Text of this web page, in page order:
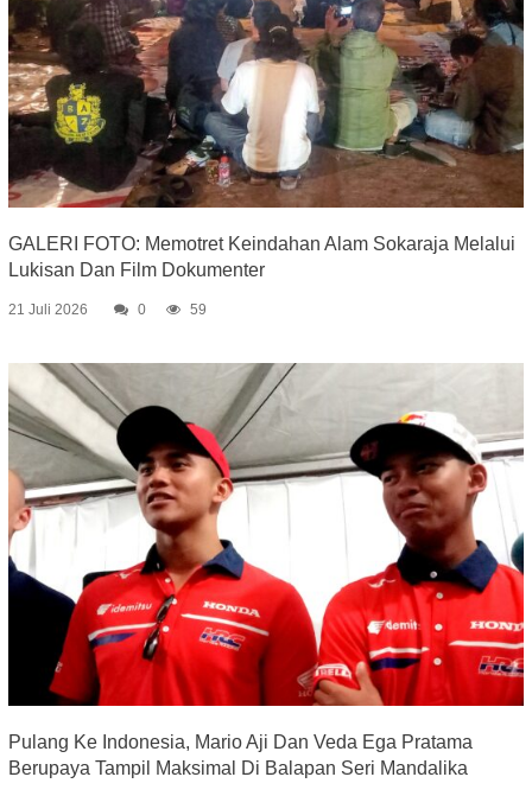
GALERI FOTO: Memotret Keindahan Alam Sokaraja Melalui
Lukisan Dan Film Dokumenter
21 Juli 2026 0 59
Pulang Ke Indonesia, Mario Aji Dan Veda Ega Pratama
Berupaya Tampil Maksimal Di Balapan Seri Mandalika